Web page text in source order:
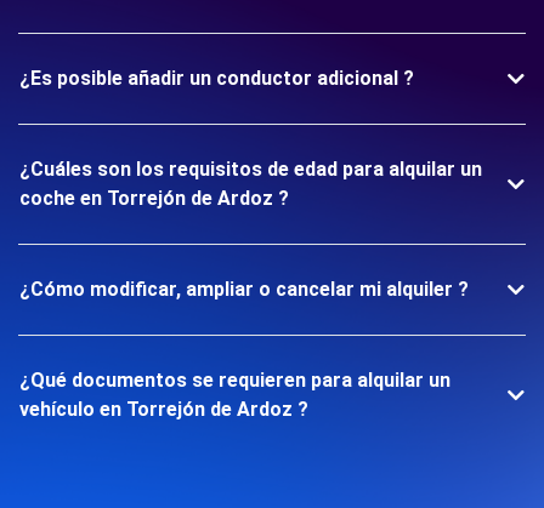
¿Es posible añadir un conductor adicional ?
¿Cuáles son los requisitos de edad para alquilar un
coche en Torrejón de Ardoz ?
¿Cómo modificar, ampliar o cancelar mi alquiler ?
¿Qué documentos se requieren para alquilar un
vehículo en Torrejón de Ardoz ?